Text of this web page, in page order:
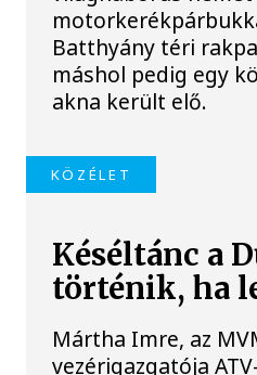
Batthyány téri
máshol pedig egy
akna került elő.
KÖZÉLET
Késéltánc a
történik, ha
Mártha Imre, az
vezérigazgatója